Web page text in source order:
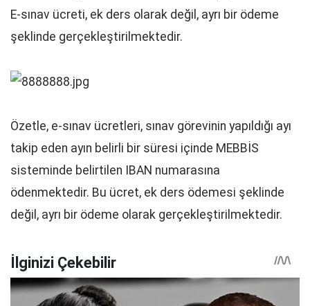
E-sınav ücreti, ek ders olarak değil, ayrı bir ödeme
şeklinde gerçekleştirilmektedir.
Özetle, e-sınav ücretleri, sınav görevinin yapıldığı ayı
takip eden ayın belirli bir süresi içinde MEBBİS
sisteminde belirtilen IBAN numarasına
ödenmektedir. Bu ücret, ek ders ödemesi şeklinde
değil, ayrı bir ödeme olarak gerçekleştirilmektedir.